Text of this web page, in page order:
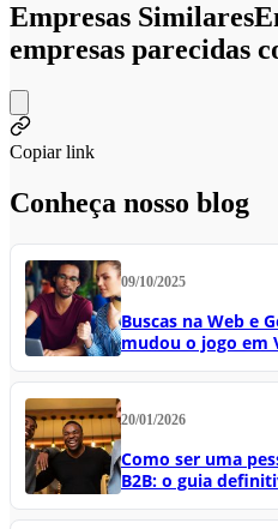
Empresas Similares
empresas parecidas
Copiar link
Conheça nosso blog
09/10/2025
Buscas na Web e
mudou o jogo em
20/01/2026
Como ser uma
B2B: o guia